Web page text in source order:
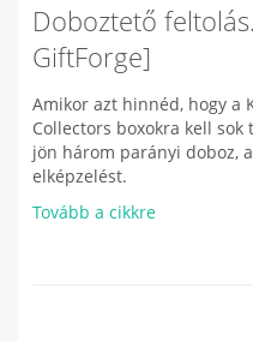
Doboztető
GiftForge]
Amikor azt hinnéd, hogy a
Collectors boxokra kell
jön három parányi doboz,
elképzelést.
Tovább a cikkre